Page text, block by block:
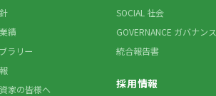
績
ラリー
家の皆様へ
SOCIAL 社会
GOVERNANCE ガバナンス
統合報告書
採用情報